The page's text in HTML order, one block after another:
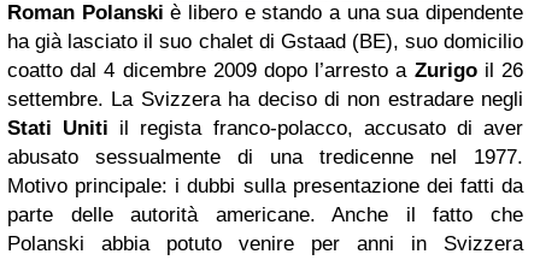
Roman Polanski è libero e stando a una sua dipendente
ha già lasciato il suo chalet di Gstaad (BE), suo domicilio
coatto dal 4 dicembre 2009 dopo l’arresto a Zurigoil 26
settembre. La Svizzera ha deciso di non estradare negli
Stati Uniti il regista franco-polacco, accusato di aver
abusato sessualmente di una tredicenne nel 1977.
Motivo principale: i dubbi sulla presentazione dei fatti da
parte delle autorità americane. Anche il fatto che
Polanski abbia potuto venire per anni in Svizzera